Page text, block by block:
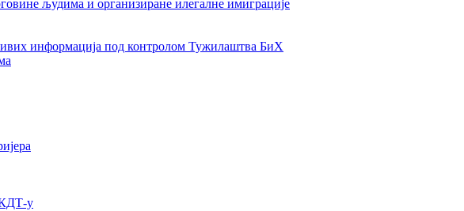
људима и организиране илегалне имиграције
информација под контролом Тужилаштва БиХ
у